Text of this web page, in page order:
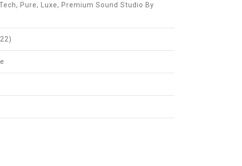
Pure, Luxe, Premium Sound Studio By